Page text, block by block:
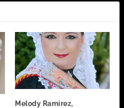
Melody Ramírez,